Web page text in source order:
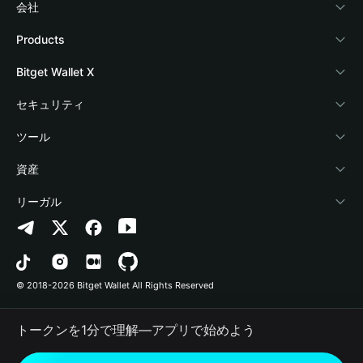
会社
Bitget Walletについて
ブログ
アカデミー
暗号資産ニュース
Help Center
お問い合わせ
ブランドリソース
キャリア
Products
Crypto Card
Stablecoin Earn
Payfi Crypto
Crypto Swap API
Altcoin Season Index
Prediction Markets
DApp
RWA
Bitget Wallet X
デベロッパー
ウォレットを接続
Bitget Wallet Pay
プロジェクトを掲載
セキュリティ
保護基金
セキュリティ技術
ツール
暗号資産を購入
認証検出
コントラクト検出
一括送金
資産
Arbitrum
Avalanche
Bitcoin
Polygon
リーガル
プライバシーポリシー
利用規約
© 2018-2026 Bitget Wallet All Rights Reserved
トークンを1分で理解―アプリで始めよう